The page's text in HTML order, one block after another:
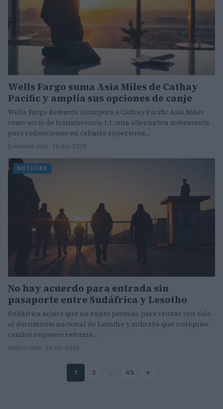
Wells Fargo suma Asia Miles de Cathay
Pacific y amplía sus opciones de canje
Wells Fargo Rewards incorporó a Cathay Pacific Asia Miles
como socio de transferencia 1:1, una alternativa interesante
para redenciones en cabinas superiores…
Emanuele Galli · 28 Abr 2026
NOTICIAS
No hay acuerdo para entrada sin
pasaporte entre Sudáfrica y Lesotho
Sudáfrica aclara que no existe permiso para cruzar con solo
el documento nacional de Lesotho y subraya que cualquier
cambio requiere reforma…
Matteo Galli · 23 Abr 2026
1 2 … 45 →